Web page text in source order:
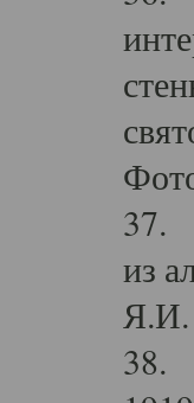
37.
из
Я.И.
38.